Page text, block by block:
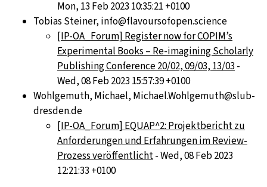
Mon, 13 Feb 2023 10:35:21 +0100
Tobias Steiner, info@flavoursofopen.science
[IP-OA_Forum] Register now for COPIM’s
Experimental Books – Re-imagining Scholarly
Publishing Conference 20/02, 09/03, 13/03 -
Wed, 08 Feb 2023 15:57:39 +0100
Wohlgemuth, Michael, Michael.Wohlgemuth@slub-
dresden.de
[IP-OA_Forum] EQUAP^2: Projektbericht zu
Anforderungen und Erfahrungen im Review-
Prozess veröffentlicht- Wed, 08 Feb 2023
12:21:33 +0100